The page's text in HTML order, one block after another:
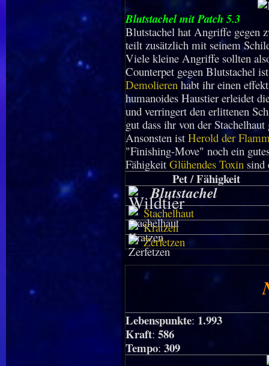
Blutstachel mit Patch 5.3
Blutstachel hat Angriffe gegen
teilt zusätzlich mit seinem
Viele kleine Angriffe sollten
Counterpet gegen Blutstachel
Demolieren habt ihr einen
humanoides Haustier erleidet
und verringert den erlittenen
gut dass ihr von der
Ansonsten ist Herold der
"Finishing-Move" noch ein
Fähigkeit Glühendes Toxin sind
Pet / Fähigkeit
Blutstachel
Stachelhaut
Kratzen
Zerfetzen
Lebenspunkte: 1.993
Kraft: 586
Tempo: 309